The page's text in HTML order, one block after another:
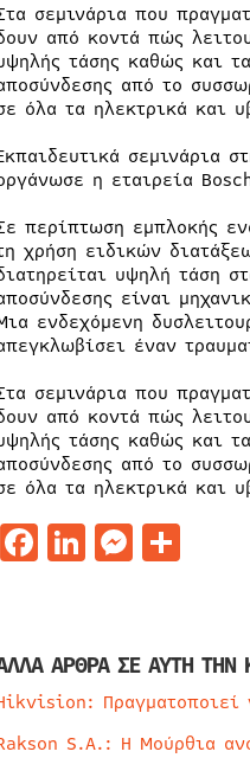
σεμινάρια που
από κοντά πώς
τάσης καθώς και
από το
όλα τα ηλεκτρικά και
σεμινάρια
η εταιρεία
περίπτωση εμπλοκής
χρήση ειδικών
υψηλή τάση
είναι
ενδεχόμενη
έναν
σεμινάρια που
από κοντά πώς
τάσης καθώς και
από το
όλα τα ηλεκτρικά και
Facebook
LinkedIn
ΑΡΘΡΑ ΣΕ ΑΥΤΗ ΤΗΝ
S.A.: Η Μούρθια